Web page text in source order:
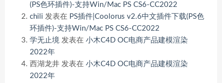
(PS色环插件)-支持Win/Mac PS CS6-CC2022
chili 发表在 PS插件|Coolorus v2.6中文插件下载(PS色
环插件)-支持Win/Mac PS CS6-CC2022
学无止境 发表在 小木C4D OC电商产品建模渲染
2022年
西湖龙井 发表在 小木C4D OC电商产品建模渲染
2022年